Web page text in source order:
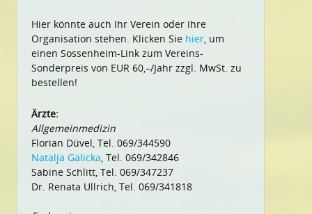
Hier könnte auch Ihr Verein oder Ihre
Organisation stehen. Klicken Sie hier , um
einen Sossenheim-Link zum Vereins-
Sonderpreis von EUR 60,–/Jahr zzgl. MwSt. zu
bestellen!
Ärzte:
Allgemeinmedizin
Florian Düvel, Tel. 069/344590
Natalja Galicka , Tel. 069/342846
Sabine Schlitt, Tel. 069/347237
Dr. Renata Ullrich, Tel. 069/341818